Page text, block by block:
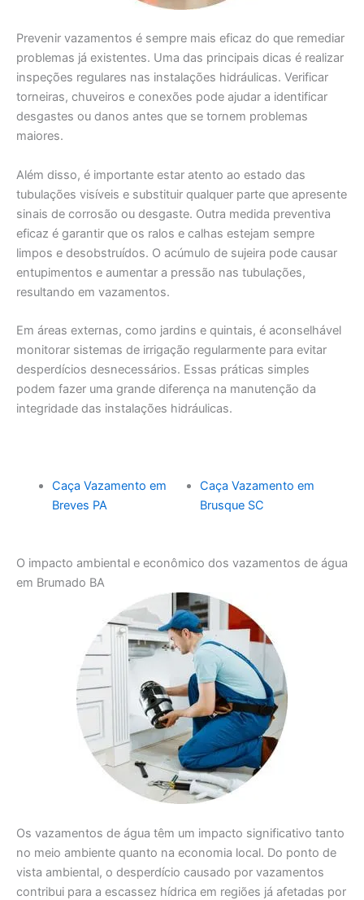
Prevenir vazamentos é sempre mais eficaz do que remediar
problemas já existentes. Uma das principais dicas é realizar
inspeções regulares nas instalações hidráulicas. Verificar
torneiras, chuveiros e conexões pode ajudar a identificar
desgastes ou danos antes que se tornem problemas
maiores.
Além disso, é importante estar atento ao estado das
tubulações visíveis e substituir qualquer parte que apresente
sinais de corrosão ou desgaste. Outra medida preventiva
eficaz é garantir que os ralos e calhas estejam sempre
limpos e desobstruídos. O acúmulo de sujeira pode causar
entupimentos e aumentar a pressão nas tubulações,
resultando em vazamentos.
Em áreas externas, como jardins e quintais, é aconselhável
monitorar sistemas de irrigação regularmente para evitar
desperdícios desnecessários. Essas práticas simples
podem fazer uma grande diferença na manutenção da
integridade das instalações hidráulicas.
Caça Vazamento em
Breves PA
Caça Vazamento em
Brusque SC
O impacto ambiental e econômico dos vazamentos de água
em Brumado BA
Os vazamentos de água têm um impacto significativo tanto
no meio ambiente quanto na economia local. Do ponto de
vista ambiental, o desperdício causado por vazamentos
contribui para a escassez hídrica em regiões já afetadas por